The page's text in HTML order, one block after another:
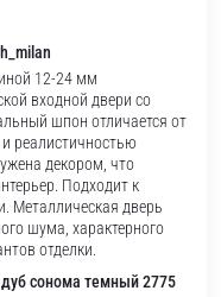
12-24 мм
входной двери со
шпон отличается от
реалистичностью
декором, что
Подходит к
Металлическая дверь
шума, характерного
отделки.
сонома темный 2775